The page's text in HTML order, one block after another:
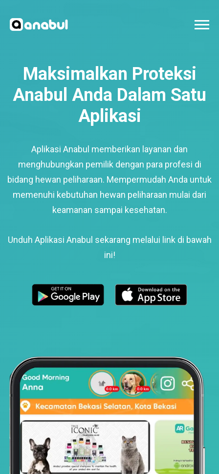
Maksimalkan Proteksi
Anabul Anda Dalam Satu
Aplikasi
Aplikasi Anabul memberikan layanan dan
menghubungkan pemilik dengan para profesi di
bidang hewan peliharaan. Mempermudah Anda untuk
memenuhi kebutuhan hewan peliharaan mulai dari
keamanan sampai kesehatan.
Unduh Aplikasi Anabul sekarang melalui link di bawah
ini!